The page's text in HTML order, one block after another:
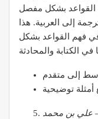
القواعد بشكل مفصل
إلى العربية. هذا
فهم القواعد بشكل
إلى متقدم
– علي بن محمد